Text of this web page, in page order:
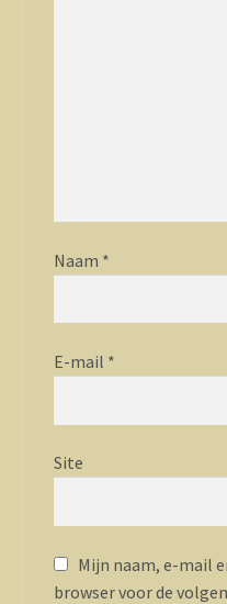
Naam *
E-mail *
Site
Mijn naam, e-mail
browser voor de